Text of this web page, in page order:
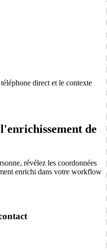
direct et le contexte
de
révélez les coordonnées
enrichi dans votre workflow